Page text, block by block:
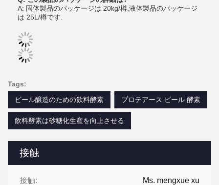
接触
接触: Ms. mengxue xu
A: 固体製品のパッケージは 20kg/樽,液体製品のパッケージ
は 25L/樽です.
Tags:
ビール醸造のための飲料酵素
プロテアース ビール 酵素
飲料酵素は砂糖化生産を向上させる